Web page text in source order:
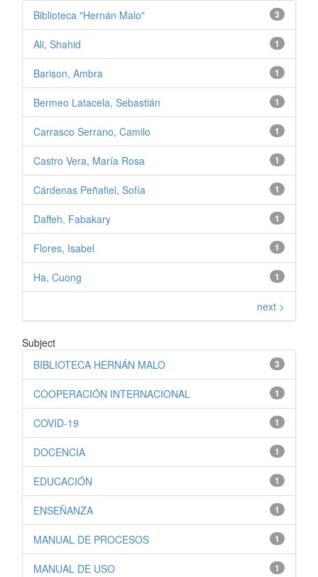
3
Biblioteca "Hernán Malo"
1
Ali, Shahid
1
Barison, Ambra
1
Bermeo Latacela, Sebastián
1
Carrasco Serrano, Camilo
1
Castro Vera, María Rosa
1
Cárdenas Peñafiel, Sofía
1
Daffeh, Fabakary
1
Flores, Isabel
1
Ha, Cuong
next >
Subject
3
BIBLIOTECA HERNÁN MALO
1
COOPERACIÓN INTERNACIONAL
1
COVID-19
1
DOCENCIA
1
EDUCACIÓN
1
ENSEÑANZA
1
MANUAL DE PROCESOS
1
MANUAL DE USO